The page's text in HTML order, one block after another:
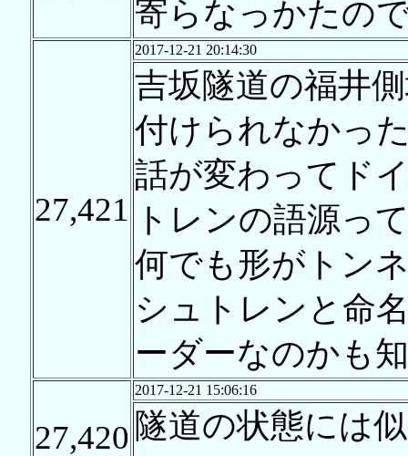
寄らなっかたの
27,421
2017-12-21 20:14:30
吉坂隧道の福井
付けられなかっ
話が変わってド
トレンの語源っ
何でも形がトン
シュトレンと命
ーダーなのかも
27,420
2017-12-21 15:06:16
隧道の状態には